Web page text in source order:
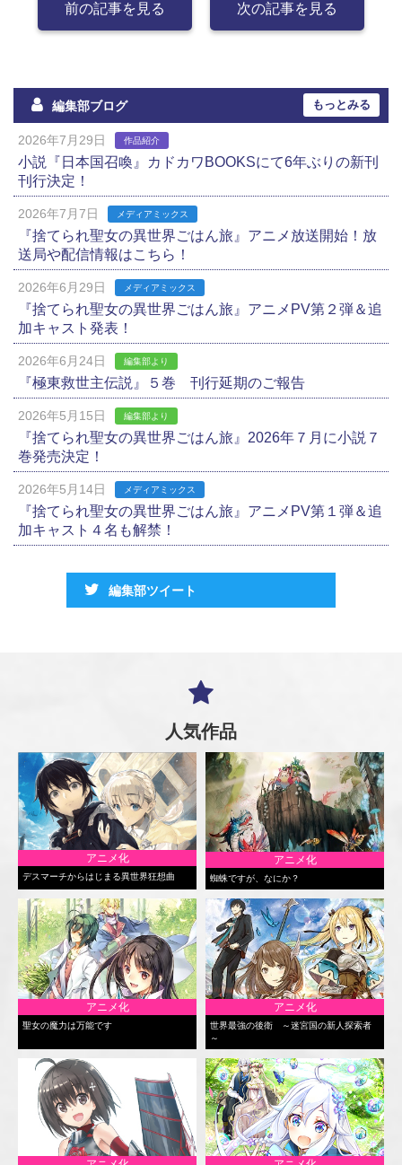
前の記事を見る 次の記事を見る
編集部ブログ もっとみる
2026年7月29日 作品紹介
小説『日本国召喚』カドカワBOOKSにて6年ぶりの新刊
刊行決定！
2026年7月7日 メディアミックス
『捨てられ聖女の異世界ごはん旅』アニメ放送開始！放
送局や配信情報はこちら！
2026年6月29日 メディアミックス
『捨てられ聖女の異世界ごはん旅』アニメPV第２弾＆追
加キャスト発表！
2026年6月24日 編集部より
『極東救世主伝説』５巻 刊行延期のご報告
2026年5月15日 編集部より
『捨てられ聖女の異世界ごはん旅』2026年７月に小説７
巻発売決定！
2026年5月14日 メディアミックス
『捨てられ聖女の異世界ごはん旅』アニメPV第１弾＆追
加キャスト４名も解禁！
編集部ツイート
人気作品
アニメ化
デスマーチからはじまる異世界狂想曲
アニメ化
蜘蛛ですが、なにか？
アニメ化
聖女の魔力は万能です
アニメ化
世界最強の後衛 ～迷宮国の新人探索者
～